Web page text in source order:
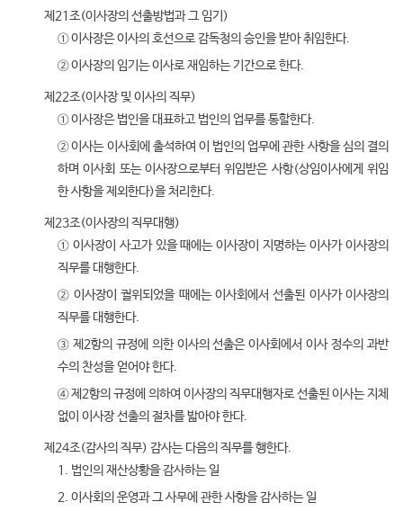
제21조(이사장의 선출방법과 그 임기)
① 이사장은 이사의 호선으로 감독청의 승인을 받아 취임한다.
② 이사장의 임기는 이사로 재임하는 기간으로 한다.
제22조(이사장 및 이사의 직무)
① 이사장은 법인을 대표하고 법인의 업무를 통할한다.
② 이사는 이사회에 출석하여 이 법인의 업무에 관한 사항을 심의 결의
하며 이사회 또는 이사장으로부터 위임받은 사항(상임이사에게 위임
한 사항을 제외한다)을 처리한다.
제23조(이사장의 직무대행)
① 이사장이 사고가 있을 때에는 이사장이 지명하는 이사가 이사장의
직무를 대행한다.
② 이사장이 궐위되었을 때에는 이사회에서 선출된 이사가 이사장의
직무를 대행한다.
③ 제2항의 규정에 의한 이사의 선출은 이사회에서 이사 정수의 과반
수의 찬성을 얻어야 한다.
④ 제2항의 규정에 의하여 이사장의 직무대행자로 선출된 이사는 지체
없이 이사장 선출의 절차를 밟아야 한다.
제24조(감사의 직무) 감사는 다음의 직무를 행한다.
1. 법인의 재산상황을 감사하는 일
2. 이사회의 운영과 그 사무에 관한 사항을 감사하는 일